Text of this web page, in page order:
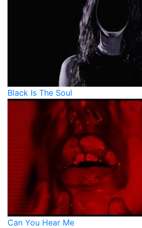
Black Is The Soul
Can You Hear Me